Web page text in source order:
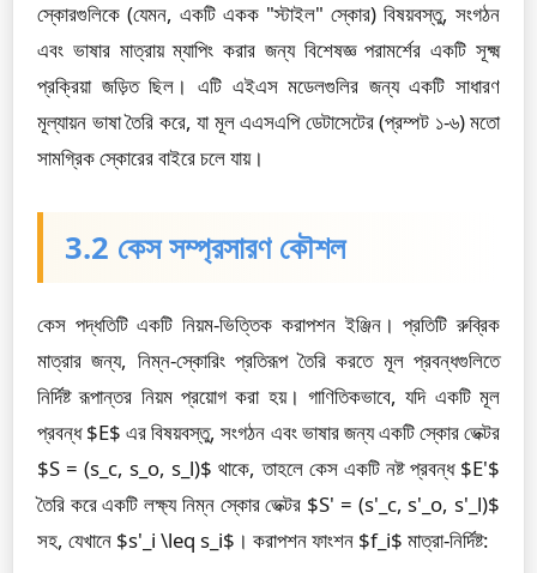
স্কোরগুলিকে (যেমন, একটি একক "স্টাইল" স্কোর) বিষয়বস্তু, সংগঠন
এবং ভাষার মাত্রায় ম্যাপিং করার জন্য বিশেষজ্ঞ পরামর্শের একটি সূক্ষ্ম
প্রক্রিয়া জড়িত ছিল। এটি এইএস মডেলগুলির জন্য একটি সাধারণ
মূল্যায়ন ভাষা তৈরি করে, যা মূল এএসএপি ডেটাসেটের (প্রম্পট ১-৬) মতো
সামগ্রিক স্কোরের বাইরে চলে যায়।
3.2 কেস সম্প্রসারণ কৌশল
কেস পদ্ধতিটি একটি নিয়ম-ভিত্তিক করাপশন ইঞ্জিন। প্রতিটি রুব্রিক
মাত্রার জন্য, নিম্ন-স্কোরিং প্রতিরূপ তৈরি করতে মূল প্রবন্ধগুলিতে
নির্দিষ্ট রূপান্তর নিয়ম প্রয়োগ করা হয়। গাণিতিকভাবে, যদি একটি মূল
প্রবন্ধ $E$ এর বিষয়বস্তু, সংগঠন এবং ভাষার জন্য একটি স্কোর ভেক্টর
$S = (s_c, s_o, s_l)$ থাকে, তাহলে কেস একটি নষ্ট প্রবন্ধ $E'$
তৈরি করে একটি লক্ষ্য নিম্ন স্কোর ভেক্টর $S' = (s'_c, s'_o, s'_l)$
সহ, যেখানে $s'_i \leq s_i$। করাপশন ফাংশন $f_i$ মাত্রা-নির্দিষ্ট: